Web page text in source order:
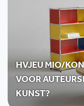
HVJEU MIO/
VOOR
KUNST?